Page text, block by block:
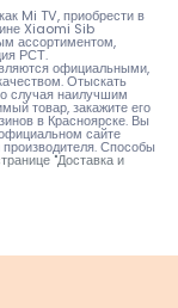
Mi TV, приобрести в
Xiaomi Sib
ассортиментом,
РСТ.
официальными,
Отыскать
случая наилучшим
товар, закажите его
в Красноярске. Вы
сайте
Способы
"Доставка и